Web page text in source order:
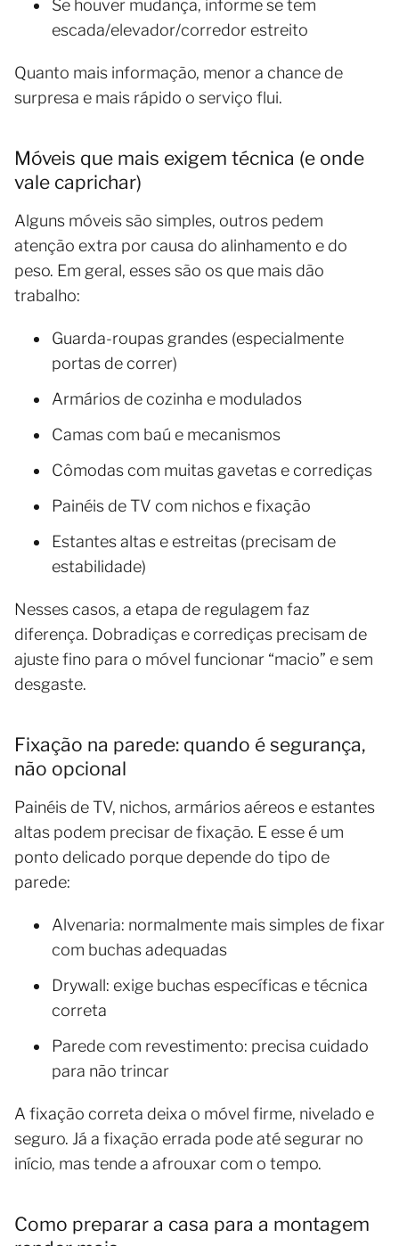
Se houver mudança, informe se tem
escada/elevador/corredor estreito
Quanto mais informação, menor a chance de
surpresa e mais rápido o serviço flui.
Móveis que mais exigem técnica (e onde
vale caprichar)
Alguns móveis são simples, outros pedem
atenção extra por causa do alinhamento e do
peso. Em geral, esses são os que mais dão
trabalho:
Guarda-roupas grandes (especialmente
portas de correr)
Armários de cozinha e modulados
Camas com baú e mecanismos
Cômodas com muitas gavetas e corrediças
Painéis de TV com nichos e fixação
Estantes altas e estreitas (precisam de
estabilidade)
Nesses casos, a etapa de regulagem faz
diferença. Dobradiças e corrediças precisam de
ajuste fino para o móvel funcionar “macio” e sem
desgaste.
Fixação na parede: quando é segurança,
não opcional
Painéis de TV, nichos, armários aéreos e estantes
altas podem precisar de fixação. E esse é um
ponto delicado porque depende do tipo de
parede:
Alvenaria: normalmente mais simples de fixar
com buchas adequadas
Drywall: exige buchas específicas e técnica
correta
Parede com revestimento: precisa cuidado
para não trincar
A fixação correta deixa o móvel firme, nivelado e
seguro. Já a fixação errada pode até segurar no
início, mas tende a afrouxar com o tempo.
Como preparar a casa para a montagem